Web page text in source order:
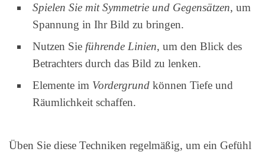
Spielen Sie mit Symmetrie und Gegensätzen, um
Spannung in Ihr Bild zu bringen.
Nutzen Sie führende Linien, um den Blick des
Betrachters durch das Bild zu lenken.
Elemente im Vordergrund können Tiefe und
Räumlichkeit schaffen.
Üben Sie diese Techniken regelmäßig, um ein Gefühl